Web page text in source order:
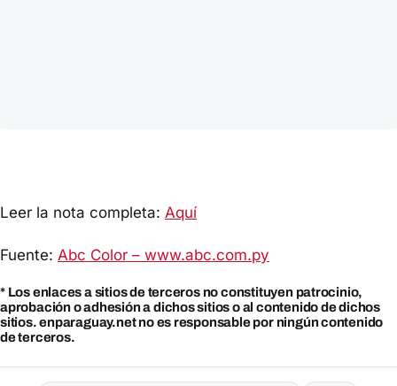
Leer la nota completa: Aquí
Fuente: Abc Color – www.abc.com.py
* Los enlaces a sitios de terceros no constituyen patrocinio,
aprobación o adhesión a dichos sitios o al contenido de dichos
sitios. enparaguay.net no es responsable por ningún contenido
de terceros.